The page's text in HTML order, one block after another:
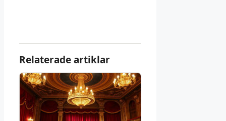
Relaterade artiklar